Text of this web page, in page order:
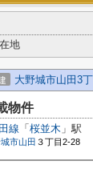
地
大野城市山田3
物件
線 「 桜並木 」駅
市山田 ３丁目2-28